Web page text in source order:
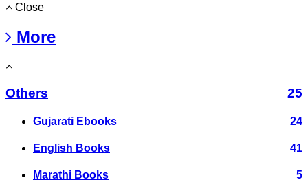
Close
More
Others 25
Gujarati Ebooks 24
English Books 41
Marathi Books 5